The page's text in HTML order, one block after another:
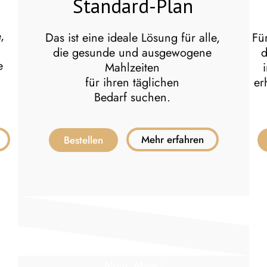
Standard-Plan
Das ist eine ideale Lösung für alle,
die gesunde und ausgewogene
Mahlzeiten
für ihren täglichen
Bedarf suchen.
Bestellen Mehr erfahren